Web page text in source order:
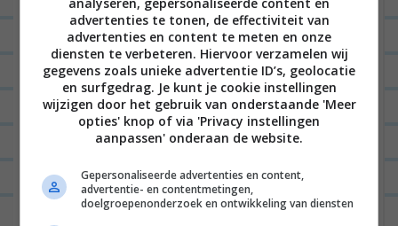
The Walking Dead
‘s Avonds deed ik nog vrij weinig. Ik flanste
tortizza’s in elkaar met gegrilde groentes, kaas en
oregano (van ingrediënten die we dit weekend
over hadden) en heb daarna lekker The Walking
Dead gekeken. Vet veel afleveringen van seizoen 3.
Jan haakte zelfs aan, omdat hij het volgens mij ook
advertenties te tonen, de effectiviteit van
advertenties en content te meten en onze
diensten te verbeteren. Hiervoor verzamelen wij
gegevens zoals unieke advertentie ID’s, geolocatie
en surfgedrag. Je kunt je cookie instellingen
wijzigen door het gebruik van onderstaande 'Meer
opties' knop of via 'Privacy instellingen
aanpassen' onderaan de website.
Gepersonaliseerde advertenties en content,
advertentie- en contentmetingen,
doelgroepenonderzoek en ontwikkeling van diensten